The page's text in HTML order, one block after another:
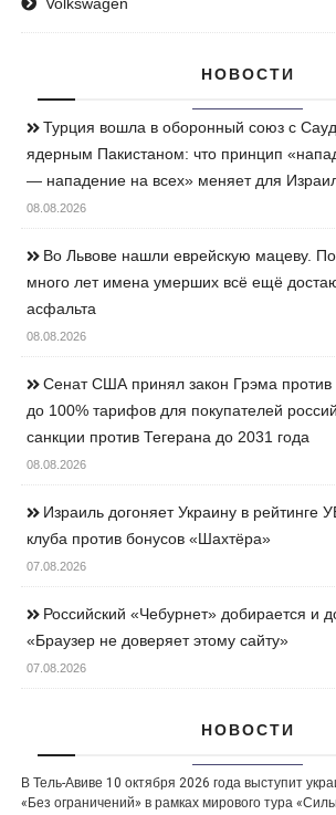
НОВОСТИ
Турция вошла в оборонный союз с
ядерным Пакистаном: что принцип
— нападение на всех» меняет для
08.08.2026
Во Львове нашли еврейскую мацеву.
много лет имена умерших всё ещё
асфальта
08.08.2026
Сенат США принял закон Грэма
до 100% тарифов для покупателей
санкции против Тегерана до 2031 года
08.08.2026
Израиль догоняет Украину в рейтинге
клуба против бонусов «Шахтёра»
07.08.2026
Российский «Чебурнет» добирается и
«Браузер не доверяет этому сайту»
07.08.2026
НОВОСТИ
В Тель-Авиве 10 октября 2026 года выступит
«Без ограничений» в рамках мирового тура